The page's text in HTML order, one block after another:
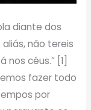
diante dos
não tereis
céus.” [1]
fazer todo
por